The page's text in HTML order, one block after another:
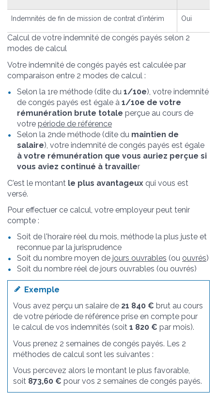
Indemnités de fin de mission de contrat d'intérim Oui
Calcul de votre indemnité de congés payés selon 2
modes de calcul
Votre indemnité de congés payés est calculée par
comparaison entre 2 modes de calcul :
Selon la 1re méthode (dite du 1/10e), votre indemnité
de congés payés est égale à 1/10e de votre
rémunération brute totale perçue au cours de
votre période de référence
Selon la 2nde méthode (dite du maintien de
salaire), votre indemnité de congés payés est égale
à votre rémunération que vous auriez perçue si
vous aviez continué à travailler
C'est le montant le plus avantageux qui vous est
versé.
Pour effectuer ce calcul, votre employeur peut tenir
compte :
Soit de l'horaire réel du mois, méthode la plus juste et
reconnue par la jurisprudence
Soit du nombre moyen de jours ouvrables (ou ouvrés)
Soit du nombre réel de jours ouvrables (ou ouvrés)
Exemple
Vous avez perçu un salaire de 21 840 € brut au cours
de votre période de référence prise en compte pour
le calcul de vos indemnités (soit1 820 € par mois).
Vous prenez 2 semaines de congés payés. Les 2
méthodes de calcul sont les suivantes :
Vous percevez alors le montant le plus favorable,
soit 873,60 € pour vos 2 semaines de congés payés.